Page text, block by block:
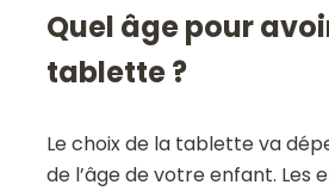
Quel âge pour
tablette ?
Le choix de la tablette va
de l’âge de votre enfant. Les